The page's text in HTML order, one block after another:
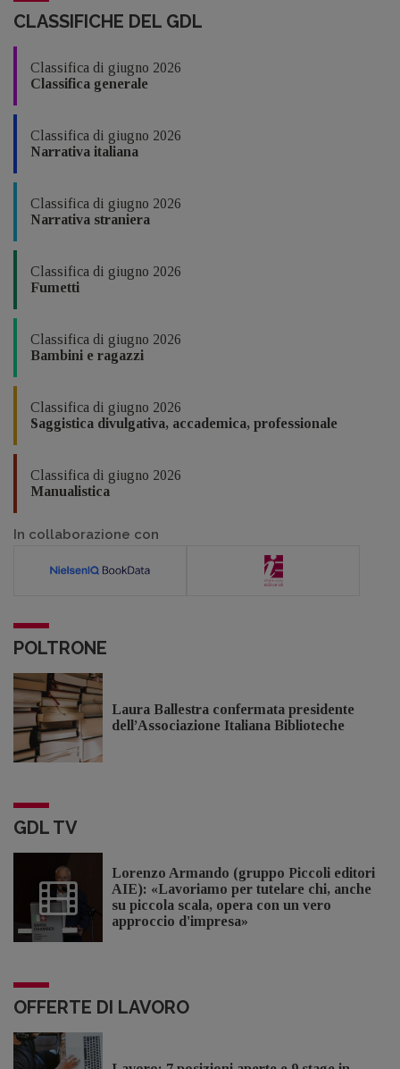
CLASSIFICHE DEL GDL
Classifica di giugno 2026
Classifica generale
Classifica di giugno 2026
Narrativa italiana
Classifica di giugno 2026
Narrativa straniera
Classifica di giugno 2026
Fumetti
Classifica di giugno 2026
Bambini e ragazzi
Classifica di giugno 2026
Saggistica divulgativa, accademica, professionale
Classifica di giugno 2026
Manualistica
In collaborazione con
POLTRONE
Laura Ballestra confermata presidente
dell’Associazione Italiana Biblioteche
GDL TV
Lorenzo Armando (gruppo Piccoli editori
AIE): «Lavoriamo per tutelare chi, anche
su piccola scala, opera con un vero
approccio d'impresa»
OFFERTE DI LAVORO